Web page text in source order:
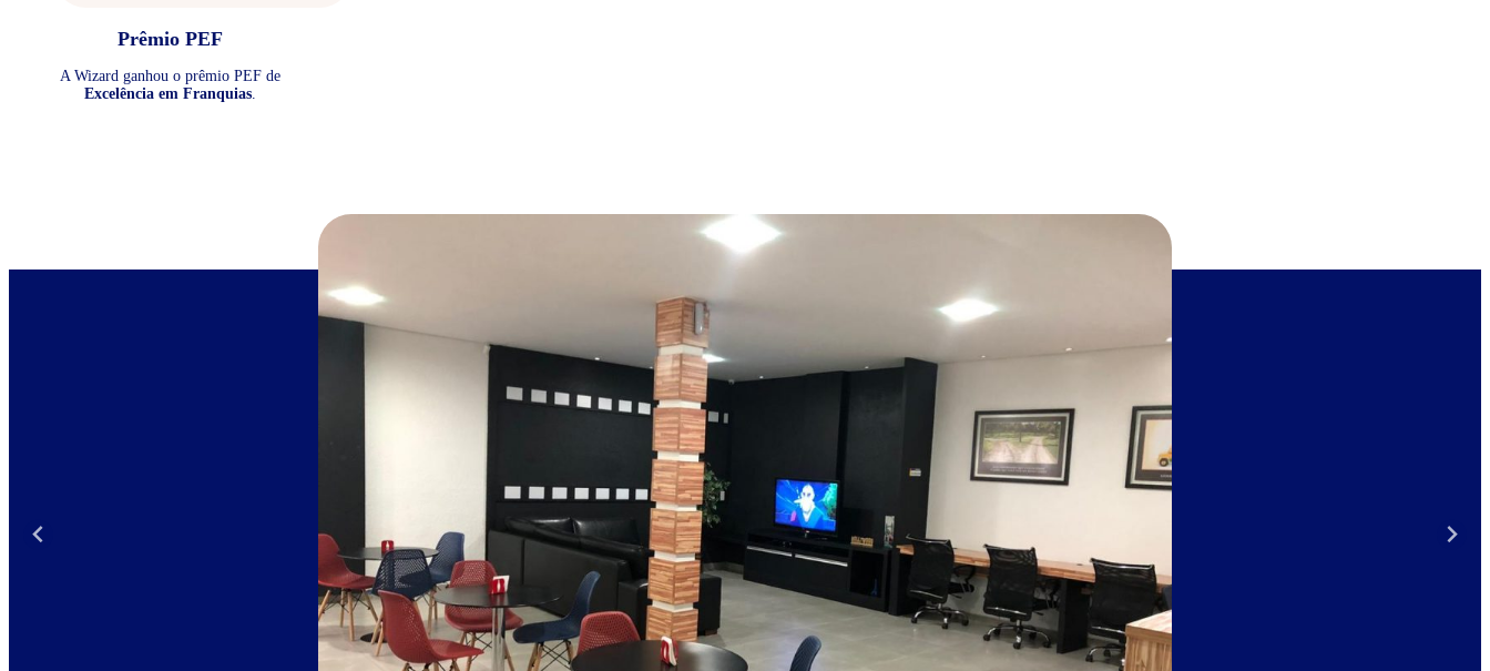
Prêmio PEF
A Wizard ganhou o prêmio PEF de
Excelência em Franquias.